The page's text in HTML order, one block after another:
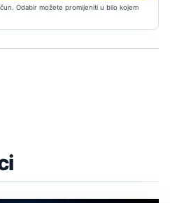
Odabir možete promijeniti u bilo kojem